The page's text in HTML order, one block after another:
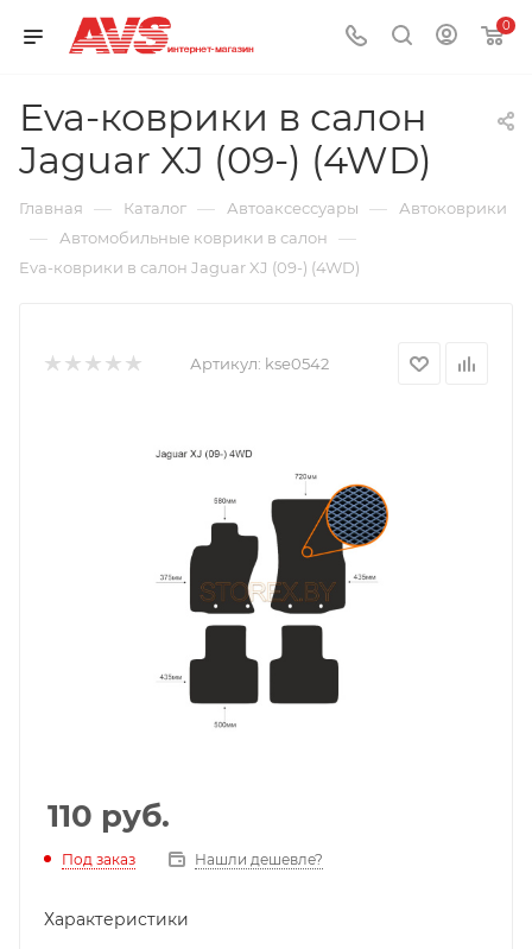
0
Eva-коврики в салон
Jaguar XJ (09-) (4WD)
Главная — Каталог — Автоаксессуары — Автоковрики
— Автомобильные коврики в салон —
Eva-коврики в салон Jaguar XJ (09-) (4WD)
Артикул: kse0542
110 руб.
Под заказ Нашли дешевле?
Характеристики